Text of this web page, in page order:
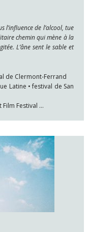
l’influence de l’alcool, tue
chemin qui mène à la
L’âne sent le sable et
de Clermont-Ferrand
Latine • festival de San
Film Festival …